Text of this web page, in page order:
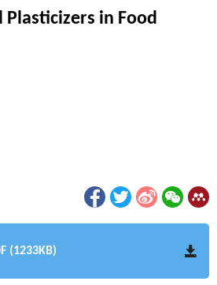
in Food
(1233KB)